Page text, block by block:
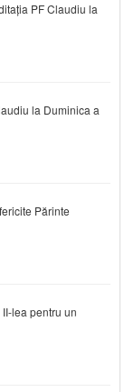
PF Claudiu la
la Duminica a
Părinte
lea pentru un